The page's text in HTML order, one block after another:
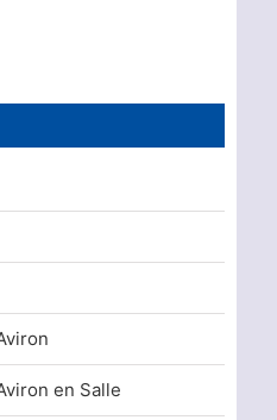
en Salle